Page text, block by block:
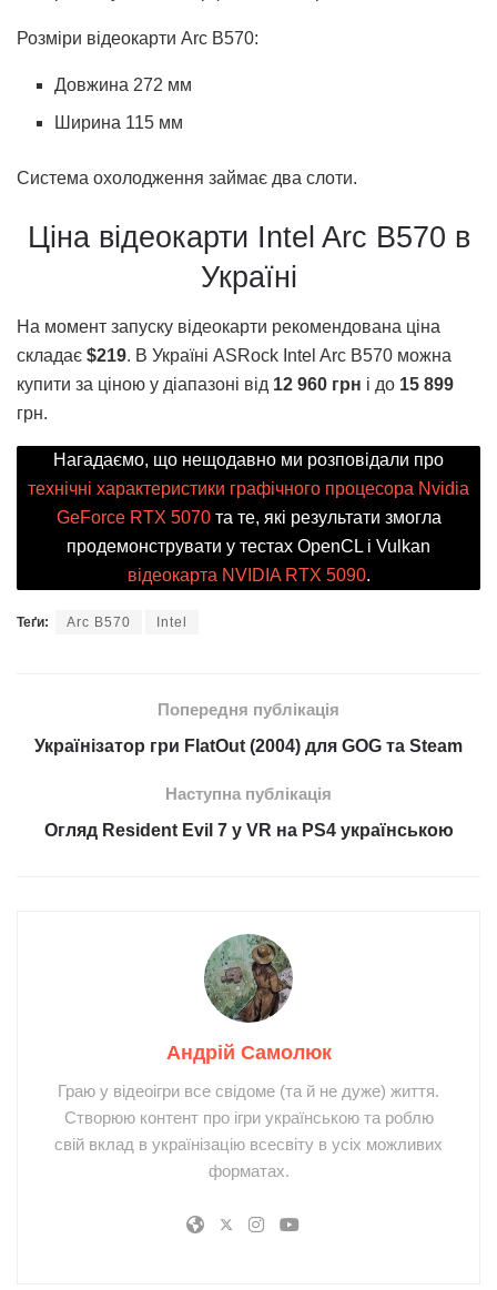
Розміри відеокарти Arc B570:
Довжина 272 мм
Ширина 115 мм
Система охолодження займає два слоти.
Ціна відеокарти Intel Arc B570 в
Україні
На момент запуску відеокарти рекомендована ціна
складає $219. В Україні ASRock Intel Arc B570 можна
купити за ціною у діапазоні від 12 960 грн і до 15 899
грн.
Нагадаємо, що нещодавно ми розповідали про
технічні характеристики графічного процесора Nvidia
GeForce RTX 5070та те, які результати змогла
продемонструвати у тестах OpenCL і Vulkan
відеокарта NVIDIA RTX 5090.
Теґи: Arc B570 Intel
Попередня публікація
Українізатор гри FlatOut (2004) для GOG та Steam
Наступна публікація
Огляд Resident Evil 7 у VR на PS4 українською
Андрій Самолюк
Граю у відеоігри все свідоме (та й не дуже) життя.
Створюю контент про ігри українською та роблю
свій вклад в українізацію всесвіту в усіх можливих
форматах.